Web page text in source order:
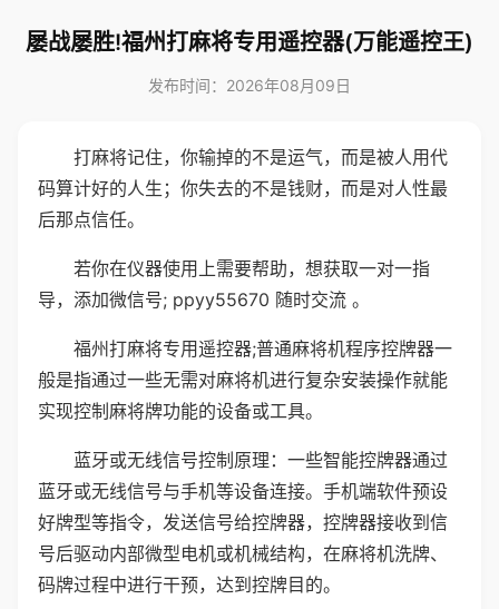
屡战屡胜!福州打麻将专用遥控器(万能遥控王)
发布时间：2026年08月09日
打麻将记住，你输掉的不是运气，而是被人用代
码算计好的人生；你失去的不是钱财，而是对人性最
后那点信任。
若你在仪器使用上需要帮助，想获取一对一指
导，添加微信号; ppyy55670 随时交流 。
福州打麻将专用遥控器;普通麻将机程序控牌器一
般是指通过一些无需对麻将机进行复杂安装操作就能
实现控制麻将牌功能的设备或工具。
蓝牙或无线信号控制原理：一些智能控牌器通过
蓝牙或无线信号与手机等设备连接。手机端软件预设
好牌型等指令，发送信号给控牌器，控牌器接收到信
号后驱动内部微型电机或机械结构，在麻将机洗牌、
码牌过程中进行干预，达到控牌目的。